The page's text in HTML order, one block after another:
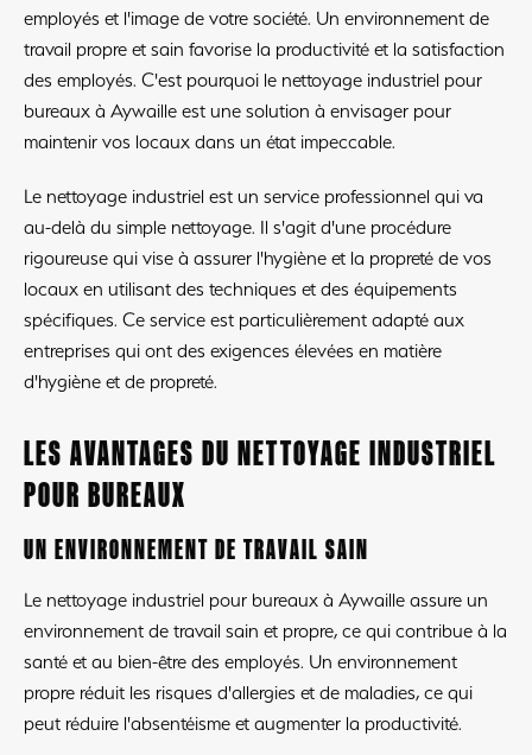
employés et l'image de votre société. Un environnement de
travail propre et sain favorise la productivité et la satisfaction
des employés. C'est pourquoi le nettoyage industriel pour
bureaux à Aywaille est une solution à envisager pour
maintenir vos locaux dans un état impeccable.
Le nettoyage industriel est un service professionnel qui va
au-delà du simple nettoyage. Il s'agit d'une procédure
rigoureuse qui vise à assurer l'hygiène et la propreté de vos
locaux en utilisant des techniques et des équipements
spécifiques. Ce service est particulièrement adapté aux
entreprises qui ont des exigences élevées en matière
d'hygiène et de propreté.
LES AVANTAGES DU NETTOYAGE INDUSTRIEL
POUR BUREAUX
UN ENVIRONNEMENT DE TRAVAIL SAIN
Le nettoyage industriel pour bureaux à Aywaille assure un
environnement de travail sain et propre, ce qui contribue à la
santé et au bien-être des employés. Un environnement
propre réduit les risques d'allergies et de maladies, ce qui
peut réduire l'absentéisme et augmenter la productivité.